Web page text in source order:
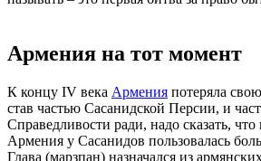
Армения на тот момент
К концу IV века Армения потеряла
став частью Сасанидской Персии, и
Справедливости ради, надо сказать,
Армения у Сасанидов пользовалась
Глава (марзпан) назначался из